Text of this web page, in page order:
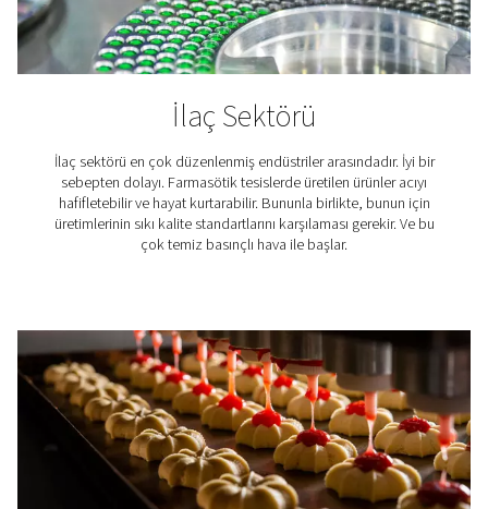
Tekstil ürünleri hayatımızda çok önemli bir rol oynar,
kaliteli basınçlı hava üretimlerinde çok önemli bir rol
Pneumatech hava şartlandırma çözümleri, tekstil için
havanın gerekli kalite gereksinimlerini karşılamasını